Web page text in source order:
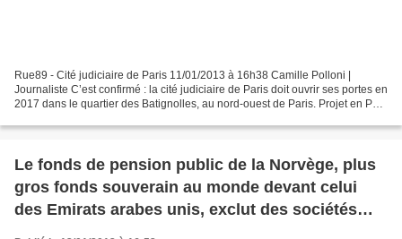
Rue89 - Cité judiciaire de Paris 11/01/2013 à 16h38 Camille Polloni |
Journaliste C’est confirmé : la cité judiciaire de Paris doit ouvrir ses portes en
2017 dans le quartier des Batignolles, au nord-ouest de Paris. Projet en PPP
Le fonds de pension public de la Norvège, plus
gros fonds souverain au monde devant celui
des Emirats arabes unis, exclut des sociétés